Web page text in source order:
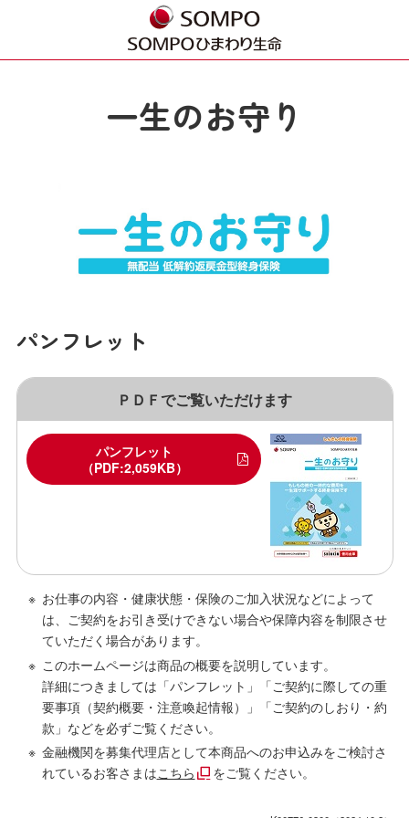
一生のお守り
パンフレット
ＰＤＦでご覧いただけます
パンフレット
（PDF:2,059KB）
お仕事の内容・健康状態・保険のご加入状況などによって
は、ご契約をお引き受けできない場合や保障内容を制限させ
ていただく場合があります。
このホームページは商品の概要を説明しています。
詳細につきましては「パンフレット」「ご契約に際しての重
要事項（契約概要・注意喚起情報）」「ご契約のしおり・約
款」などを必ずご覧ください。
金融機関を募集代理店として本商品へのお申込みをご検討さ
れているお客さまはこちら をご覧ください。